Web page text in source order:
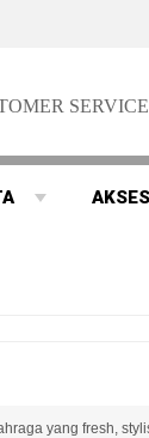
yang fresh,